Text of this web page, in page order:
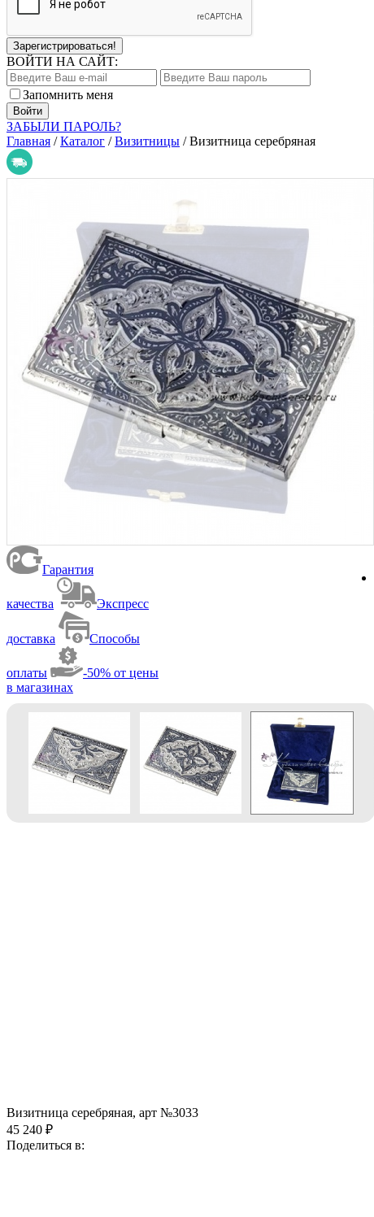
Зарегистрироваться!
ВОЙТИ НА САЙТ:
Запомнить меня
ЗАБЫЛИ ПАРОЛЬ?
Главная /Каталог /Визитницы /Визитница серебряная
Гарантия
качества Экспресс
доставка Способы
оплаты
-50% от цены
в магазинах
Визитница серебряная, арт №3033
45 240 ₽
Поделиться в: